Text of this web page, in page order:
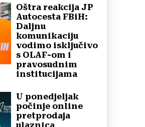
Oštra reakcija JP
Autocesta FBiH:
Daljnu
komunikaciju
vodimo isključivo
s OLAF-om i
pravosudnim
institucijama
U ponedjeljak
počinje online
pretprodaja